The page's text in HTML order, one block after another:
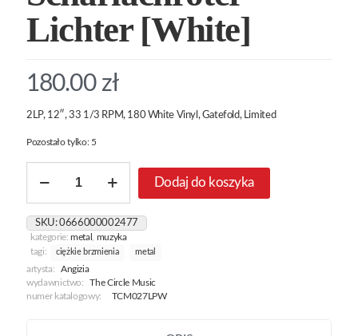
Lichter [White]
180.00 zł
2LP, 12″, 33 1/3 RPM, 180 White Vinyl, Gatefold, Limited
Pozostało tylko: 5
Die
Scharlachroter
Lichter
[White]
Dodaj do koszyka
SKU:0666000002477
kategorie:metal , muzyka
tagi:
ciężkie brzmienia metal
artysta:
Angizia
wydawnictwo:
The Circle Music
numer katalogowy:
TCM027LPW